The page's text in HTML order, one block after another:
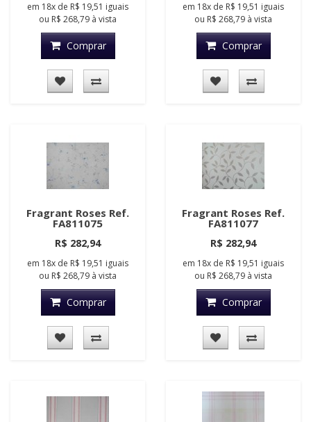
em 18x de R$ 19,51 iguais
ou R$ 268,79 à vista
Comprar
em 18x de R$ 19,51 iguais
ou R$ 268,79 à vista
Comprar
Fragrant Roses Ref.
FA811075
R$ 282,94
em 18x de R$ 19,51 iguais
ou R$ 268,79 à vista
Comprar
Fragrant Roses Ref.
FA811077
R$ 282,94
em 18x de R$ 19,51 iguais
ou R$ 268,79 à vista
Comprar